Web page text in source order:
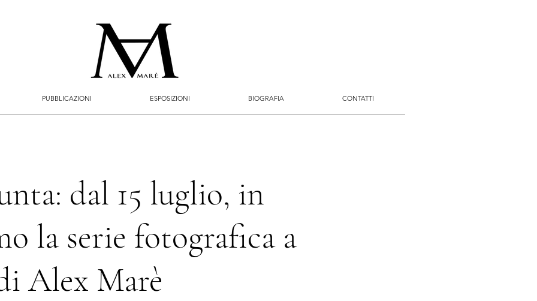
PUBBLICAZIONI ESPOSIZIONI BIOGRAFIA CONTATTI
dal 15 luglio, in
la serie fotografica a
Alex Marè